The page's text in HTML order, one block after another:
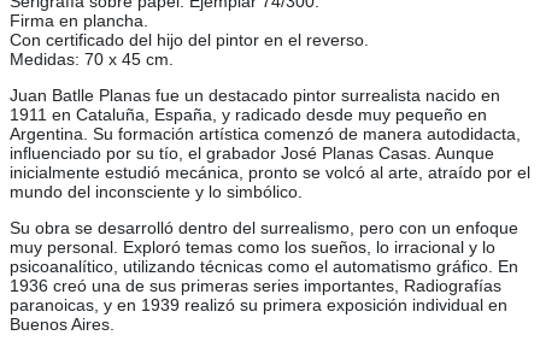
Firma en plancha.
Con certificado del hijo del pintor en el reverso.
Medidas: 70 x 45 cm.
Juan Batlle Planas fue un destacado pintor surrealista nacido en
1911 en Cataluña, España, y radicado desde muy pequeño en
Argentina. Su formación artística comenzó de manera autodidacta,
influenciado por su tío, el grabador José Planas Casas. Aunque
inicialmente estudió mecánica, pronto se volcó al arte, atraído por el
mundo del inconsciente y lo simbólico.
Su obra se desarrolló dentro del surrealismo, pero con un enfoque
muy personal. Exploró temas como los sueños, lo irracional y lo
psicoanalítico, utilizando técnicas como el automatismo gráfico. En
1936 creó una de sus primeras series importantes, Radiografías
paranoicas, y en 1939 realizó su primera exposición individual en
Buenos Aires.